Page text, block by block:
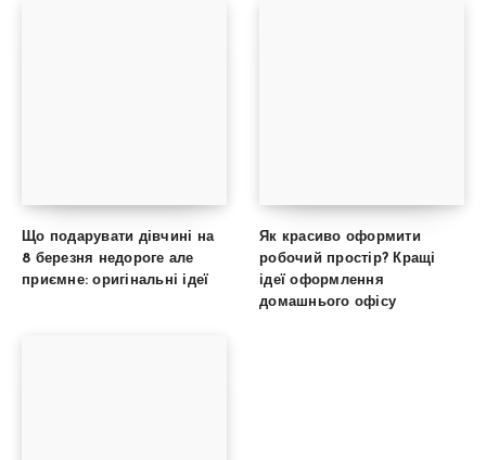
Що подарувати дівчині на
8 березня недороге але
приємне: оригінальні ідеї
Як красиво оформити
робочий простір? Кращі
ідеї оформлення
домашнього офісу